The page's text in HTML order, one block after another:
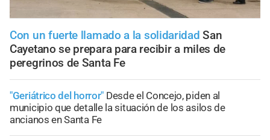
Con un fuerte llamado a la solidaridad San
Cayetano se prepara para recibir a miles de
peregrinos de Santa Fe
"Geriátrico del horror" Desde el Concejo, piden al
municipio que detalle la situación de los asilos de
ancianos en Santa Fe